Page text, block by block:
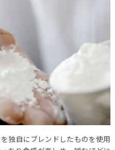
独自にブレンドしたものを使用